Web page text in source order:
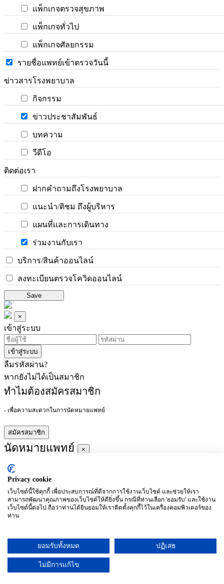
แพ็กเกจตรวจสุขภาพ
แพ็กเกจทั่วไป
แพ็กเกจศัลยกรรม
รายชื่อแพทย์เข้าตรวจวันนี้
ข่าวสารโรงพยาบาล
กิจกรรม
ข่าวประชาสัมพันธ์
บทความ
วีดีโอ
ติดต่อเรา
ฝากคำถามถึงโรงพยาบาล
แนะนำ/ติชม ถึงผู้บริหาร
แผนที่และการเดินทาง
ร่วมงานกับเรา
บริการ/สินค้าออนไลน์
ลงทะเบียนตรวจโควิดออนไลน์
Save
×
เข้าสู่ระบบ
เข้าสู่ระบบ
ลืมรหัสผ่าน?
หากยังไม่ได้เป็นสมาชิก
ทำไมต้องสมัครสมาชิก
- เพื่อความสะดวกในการนัดหมายแพทย์
สมัครสมาชิก
นัดหมายแพทย์ ×
ผู้ชำนาญการ
ประจำ :
อาทิตย์
จันทร์
(27/09)
อังคาร
(28/09)
พุธ
พฤหัสบดี
ศุกร์
เสาร์
Privacy cookie
เว็บไซต์นี้ใช้คุกกี้ เพื่อประสบการณ์ที่ดีจากการใช้งานเว็บไซต์ และช่วยให้เรา
สามารถพัฒนาคุณภาพของเว็บไซต์ให้ดียิ่งขึ้น กรณีที่ท่านเลือก 'ยอมรับ' และใช้งาน
เว็บไซต์นี้ต่อไป ถือว่าท่านได้ยินยอมให้เราติดตั้งคุกกี้ไว้ในเครื่องคอมพิวเตอร์ของ
ท่าน
ยอมรับทั้งหมด ปฏิเสธ
ไม่มีการแก้ไข